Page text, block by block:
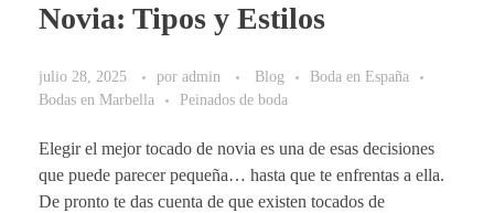
Novia: Tipos y Estilos
julio 28, 2025 por admin Blog
Boda en España
Bodas en Marbella
Peinados de boda
Elegir el mejor tocado de novia es una de esas decisiones
que puede parecer pequeña… hasta que te enfrentas a ella.
De pronto te das cuenta de que existen tocados de